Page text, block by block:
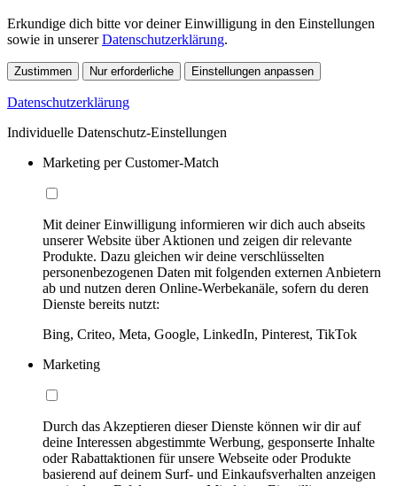
Erkundige dich bitte vor deiner Einwilligung in den Einstellungen
sowie in unsererDatenschutzerklärung.
Zustimmen Nur erforderliche Einstellungen anpassen
Datenschutzerklärung
Individuelle Datenschutz-Einstellungen
Marketing per Customer-Match
Mit deiner Einwilligung informieren wir dich auch abseits
unserer Website über Aktionen und zeigen dir relevante
Produkte. Dazu gleichen wir deine verschlüsselten
personenbezogenen Daten mit folgenden externen Anbietern
ab und nutzen deren Online-Werbekanäle, sofern du deren
Dienste bereits nutzt:
Bing, Criteo, Meta, Google, LinkedIn, Pinterest, TikTok
Marketing
Durch das Akzeptieren dieser Dienste können wir dir auf
deine Interessen abgestimmte Werbung, gesponserte Inhalte
oder Rabattaktionen für unsere Webseite oder Produkte
basierend auf deinem Surf- und Einkaufsverhalten anzeigen